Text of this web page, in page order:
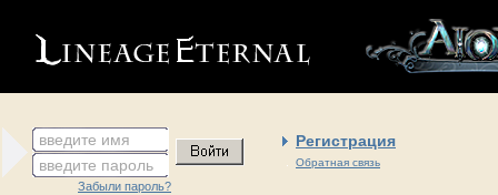
введите имя Регистрация
Обратная связь
введите пароль
Забыли пароль?